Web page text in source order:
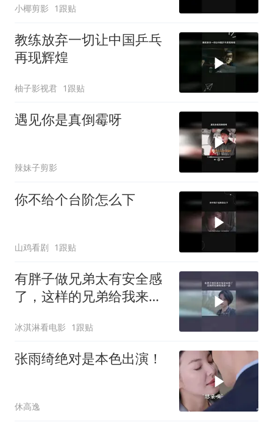
小椰剪影 1跟贴
教练放弃一切让中国乒乓
再现辉煌
柚子影视君 1跟贴
遇见你是真倒霉呀
辣妹子剪影
你不给个台阶怎么下
山鸡看剧 1跟贴
有胖子做兄弟太有安全感
了，这样的兄弟给我来一
冰淇淋看电影 1跟贴
张雨绮绝对是本色出演！
休高逸